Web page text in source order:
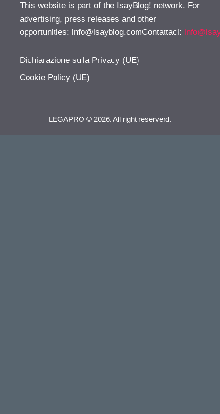
This website is part of the IsayBlog! network. For
advertising, press releases and other
opportunities: info@isayblog.comContattaci:
Dichiarazione sulla Privacy (UE)
Cookie Policy (UE)
LEGAPRO © 2026. All right reserverd.